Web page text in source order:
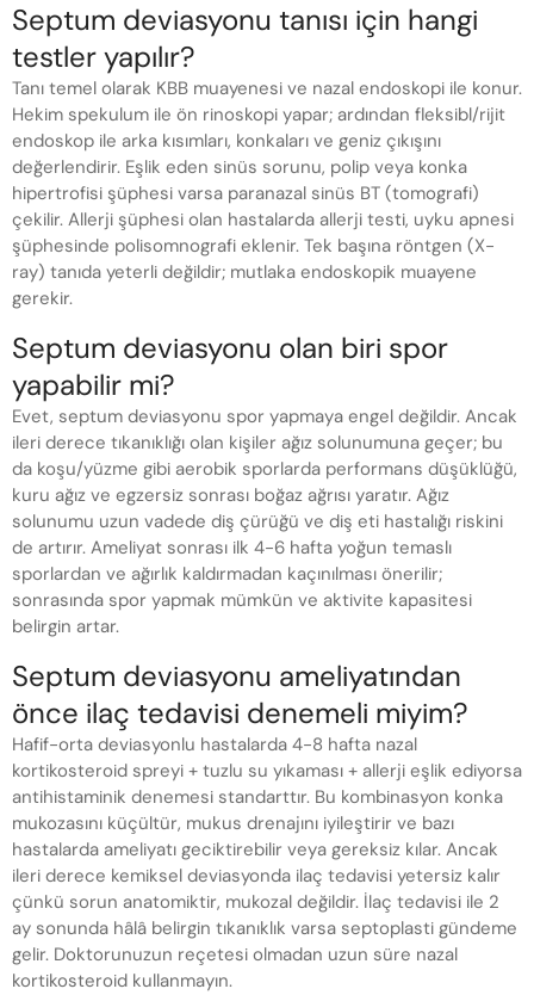
Septum deviasyonu tanısı için hangi
testler yapılır?
Tanı temel olarak KBB muayenesi ve nazal endoskopi ile konur.
Hekim spekulum ile ön rinoskopi yapar; ardından fleksibl/rijit
endoskop ile arka kısımları, konkaları ve geniz çıkışını
değerlendirir. Eşlik eden sinüs sorunu, polip veya konka
hipertrofisi şüphesi varsa paranazal sinüs BT (tomografi)
çekilir. Allerji şüphesi olan hastalarda allerji testi, uyku apnesi
şüphesinde polisomnografi eklenir. Tek başına röntgen (X-
ray) tanıda yeterli değildir; mutlaka endoskopik muayene
gerekir.
Septum deviasyonu olan biri spor
yapabilir mi?
Evet, septum deviasyonu spor yapmaya engel değildir. Ancak
ileri derece tıkanıklığı olan kişiler ağız solunumuna geçer; bu
da koşu/yüzme gibi aerobik sporlarda performans düşüklüğü,
kuru ağız ve egzersiz sonrası boğaz ağrısı yaratır. Ağız
solunumu uzun vadede diş çürüğü ve diş eti hastalığı riskini
de artırır. Ameliyat sonrası ilk 4-6 hafta yoğun temaslı
sporlardan ve ağırlık kaldırmadan kaçınılması önerilir;
sonrasında spor yapmak mümkün ve aktivite kapasitesi
belirgin artar.
Septum deviasyonu ameliyatından
önce ilaç tedavisi denemeli miyim?
Hafif-orta deviasyonlu hastalarda 4-8 hafta nazal
kortikosteroid spreyi + tuzlu su yıkaması + allerji eşlik ediyorsa
antihistaminik denemesi standarttır. Bu kombinasyon konka
mukozasını küçültür, mukus drenajını iyileştirir ve bazı
hastalarda ameliyatı geciktirebilir veya gereksiz kılar. Ancak
ileri derece kemiksel deviasyonda ilaç tedavisi yetersiz kalır
çünkü sorun anatomiktir, mukozal değildir. İlaç tedavisi ile 2
ay sonunda hâlâ belirgin tıkanıklık varsa septoplasti gündeme
gelir. Doktorunuzun reçetesi olmadan uzun süre nazal
kortikosteroid kullanmayın.